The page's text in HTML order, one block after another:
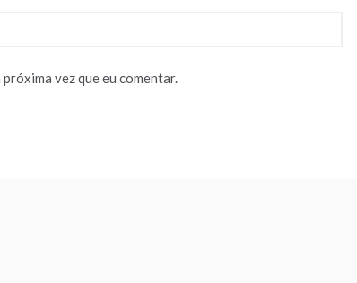
vez que eu comentar.